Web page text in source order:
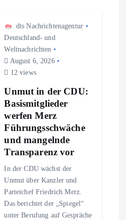
dts Nachrichtenagentur
Deutschland- und
Weltnachrichten
August 6, 2026
12 views
Unmut in der CDU:
Basismitglieder
werfen Merz
Führungsschwäche
und mangelnde
Transparenz vor
In der CDU wächst der
Unmut über Kanzler und
Parteichef Friedrich Merz.
Das berichtet der „Spiegel“
unter Berufung auf Gespräche